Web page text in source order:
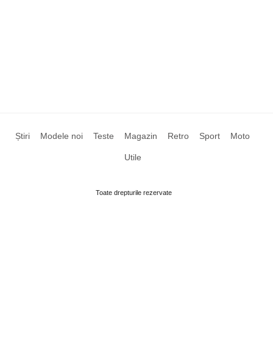
Știri Modele noi Teste Magazin Retro Sport Moto
Utile
Toate drepturile rezervate